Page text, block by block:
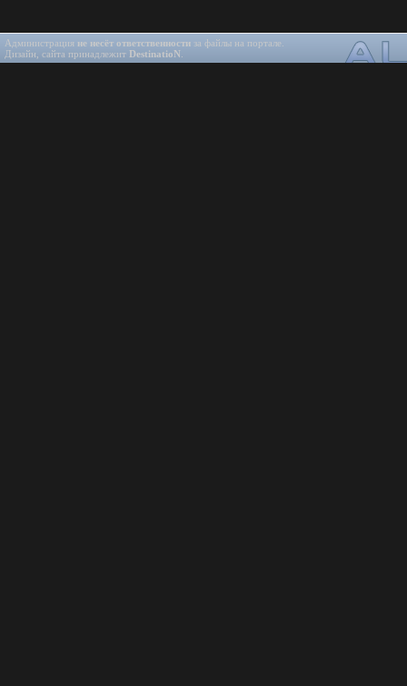
Администрация не несёт ответственности за файлы на портале.
Дизайн, сайта принадлежит DestinatioN